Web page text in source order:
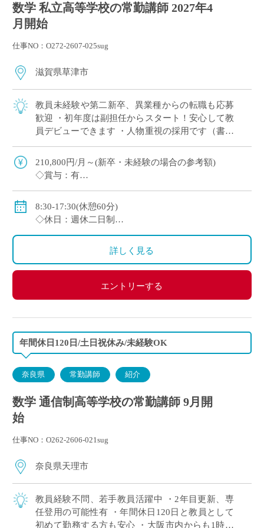
数学 私立高等学校の常勤講師 2027年4
月開始
仕事NO：O272-2607-025sug
滋賀県草津市
教員未経験や第二新卒、異業種からの転職も応募
歓迎 ・初年度は副担任からスタート！安心して教
員デビューできます ・人物重視の採用です（書類
曜日＋日曜、祝日休み） ・2～3年後を […]
210,800円/月～(新卒・未経験の場合の参考額)
◇賞与：有
◇保険：私学共済、雇用保険、労災保険
8:30-17:30(休憩60分)
◇休日：週休二日制
日曜日、祝日、その他学校スケジュールによる
詳しく見る
エントリーする
年間休日120日/土日祝休み/未経験OK
奈良県 常勤講師 紹介
数学 通信制高等学校の常勤講師 9月開
始
仕事NO：O262-2606-021sug
奈良県天理市
教員経験不問、若手教員活躍中 ・2年目更新、専
任登用の可能性有 ・年間休日120日と教員として
初めて勤務する方も安心 ・大阪市内からも1時間